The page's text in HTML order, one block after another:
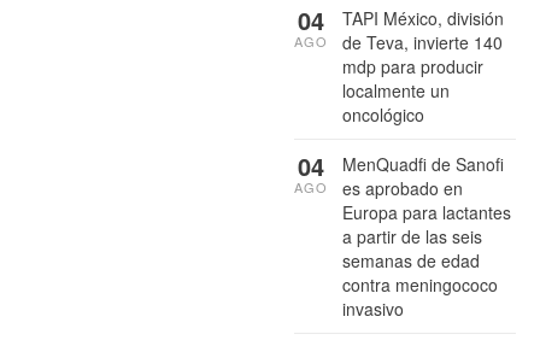
TAPI México, división
de Teva, invierte 140
mdp para producir
localmente un
oncológico
04
AGO
MenQuadfi de Sanofi
es aprobado en
Europa para lactantes
a partir de las seis
semanas de edad
contra meningococo
invasivo
04
AGO